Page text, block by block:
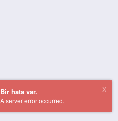
Bir hata var.
A server error occurred.